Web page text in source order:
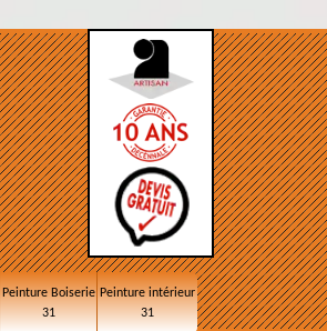
Peinture Boiserie
31
Peinture intérieur
31